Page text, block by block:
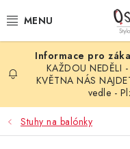
na
OSLAVA
STYLOVÁ PARTY
DEKORACE A
KAŽDOU NEDĚLI
KVĚTNA NÁS
vedle -
Stuhy na balónky